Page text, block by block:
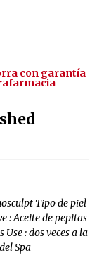
con garantía
Tipo de piel
: Aceite de pepitas
: dos veces a la
Spa